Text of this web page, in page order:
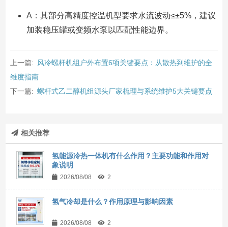
A：其部分高精度控温机型要求水流波动≤±5%，建议
加装稳压罐或变频水泵以匹配性能边界。
上一篇:
风冷螺杆机组户外布置6项关键要点：从散热到维护的全
维度指南
下一篇: 螺杆式乙二醇机组源头厂家梳理与系统维护5大关键要点
相关推荐
氢能源冷热一体机有什么作用？主要功能和作用对
象说明
2026/08/08 2
氢气冷却是什么？作用原理与影响因素
2026/08/08 2